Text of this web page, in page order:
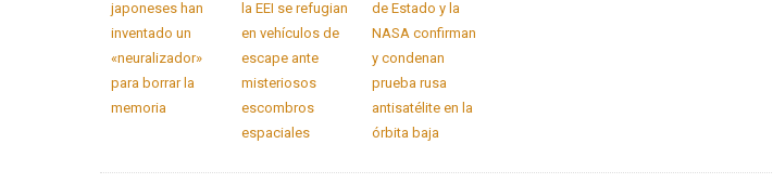
japoneses han
inventado un
«neuralizador»
para borrar la
memoria
la EEI se refugian
en vehículos de
escape ante
misteriosos
escombros
espaciales
de Estado y la
NASA confirman
y condenan
prueba rusa
antisatélite en la
órbita baja